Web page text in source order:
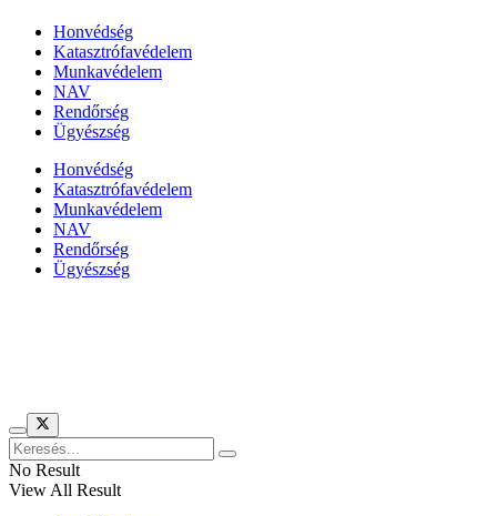
Honvédség
Katasztrófavédelem
Munkavédelem
NAV
Rendőrség
Ügyészség
Honvédség
Katasztrófavédelem
Munkavédelem
NAV
Rendőrség
Ügyészség
No Result
View All Result